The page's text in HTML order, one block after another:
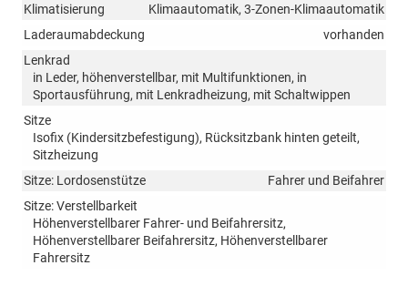
Klimatisierung
Klimaautomatik, 3-Zonen-Klimaautomatik
Laderaumabdeckung
vorhanden
Lenkrad
in Leder, höhenverstellbar, mit Multifunktionen, in
Sportausführung, mit Lenkradheizung, mit Schaltwippen
Sitze
Isofix (Kindersitzbefestigung), Rücksitzbank hinten geteilt,
Sitzheizung
Sitze: Lordosenstütze
Fahrer und Beifahrer
Sitze: Verstellbarkeit
Höhenverstellbarer Fahrer- und Beifahrersitz,
Höhenverstellbarer Beifahrersitz, Höhenverstellbarer
Fahrersitz